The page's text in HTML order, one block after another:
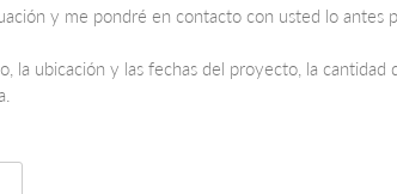
y me pondré en contacto con usted lo antes
la ubicación y las fechas del proyecto, la cantidad